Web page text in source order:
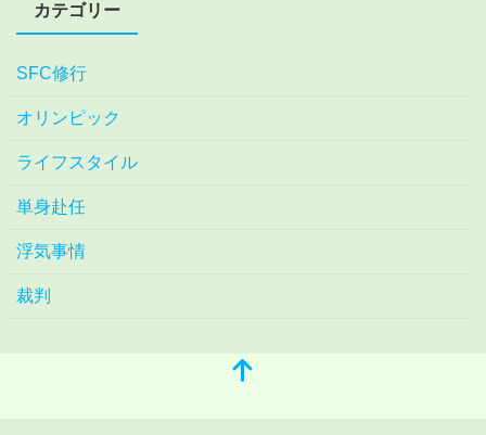
カテゴリー
SFC修行
オリンピック
ライフスタイル
単身赴任
浮気事情
裁判